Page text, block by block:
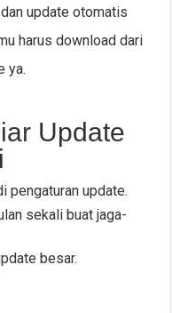
update otomatis
harus download dari
ya.
Update
pengaturan update.
sekali buat jaga-
besar.